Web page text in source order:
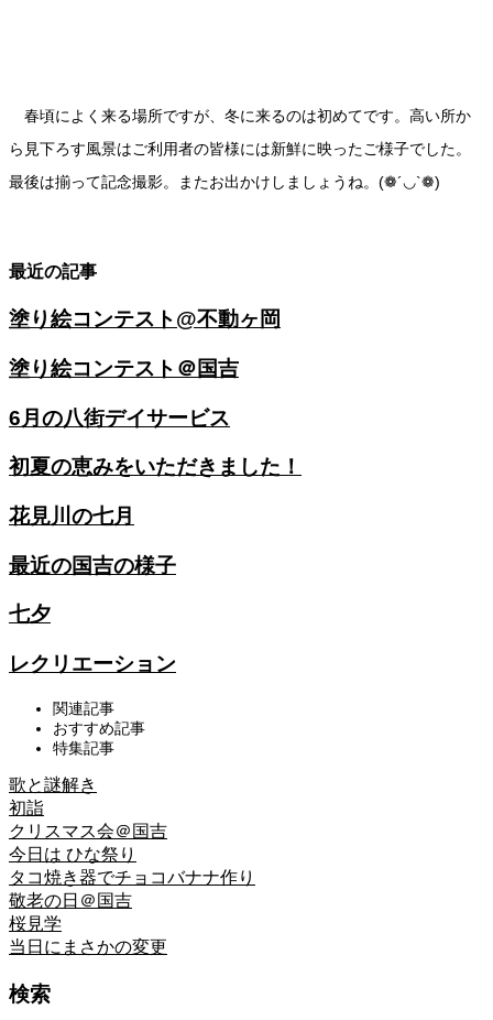
春頃によく来る場所ですが、冬に来るのは初めてです。高い所か
ら見下ろす風景はご利用者の皆様には新鮮に映ったご様子でした。
最後は揃って記念撮影。またお出かけしましょうね。(❁´◡`❁)
最近の記事
塗り絵コンテスト@不動ヶ岡
塗り絵コンテスト＠国吉
6月の八街デイサービス
初夏の恵みをいただきました！
花見川の七月
最近の国吉の様子
七夕
レクリエーション
関連記事
おすすめ記事
特集記事
歌と謎解き
初詣
クリスマス会＠国吉
今日は ひな祭り
タコ焼き器でチョコバナナ作り
敬老の日＠国吉
桜見学
当日にまさかの変更
検索